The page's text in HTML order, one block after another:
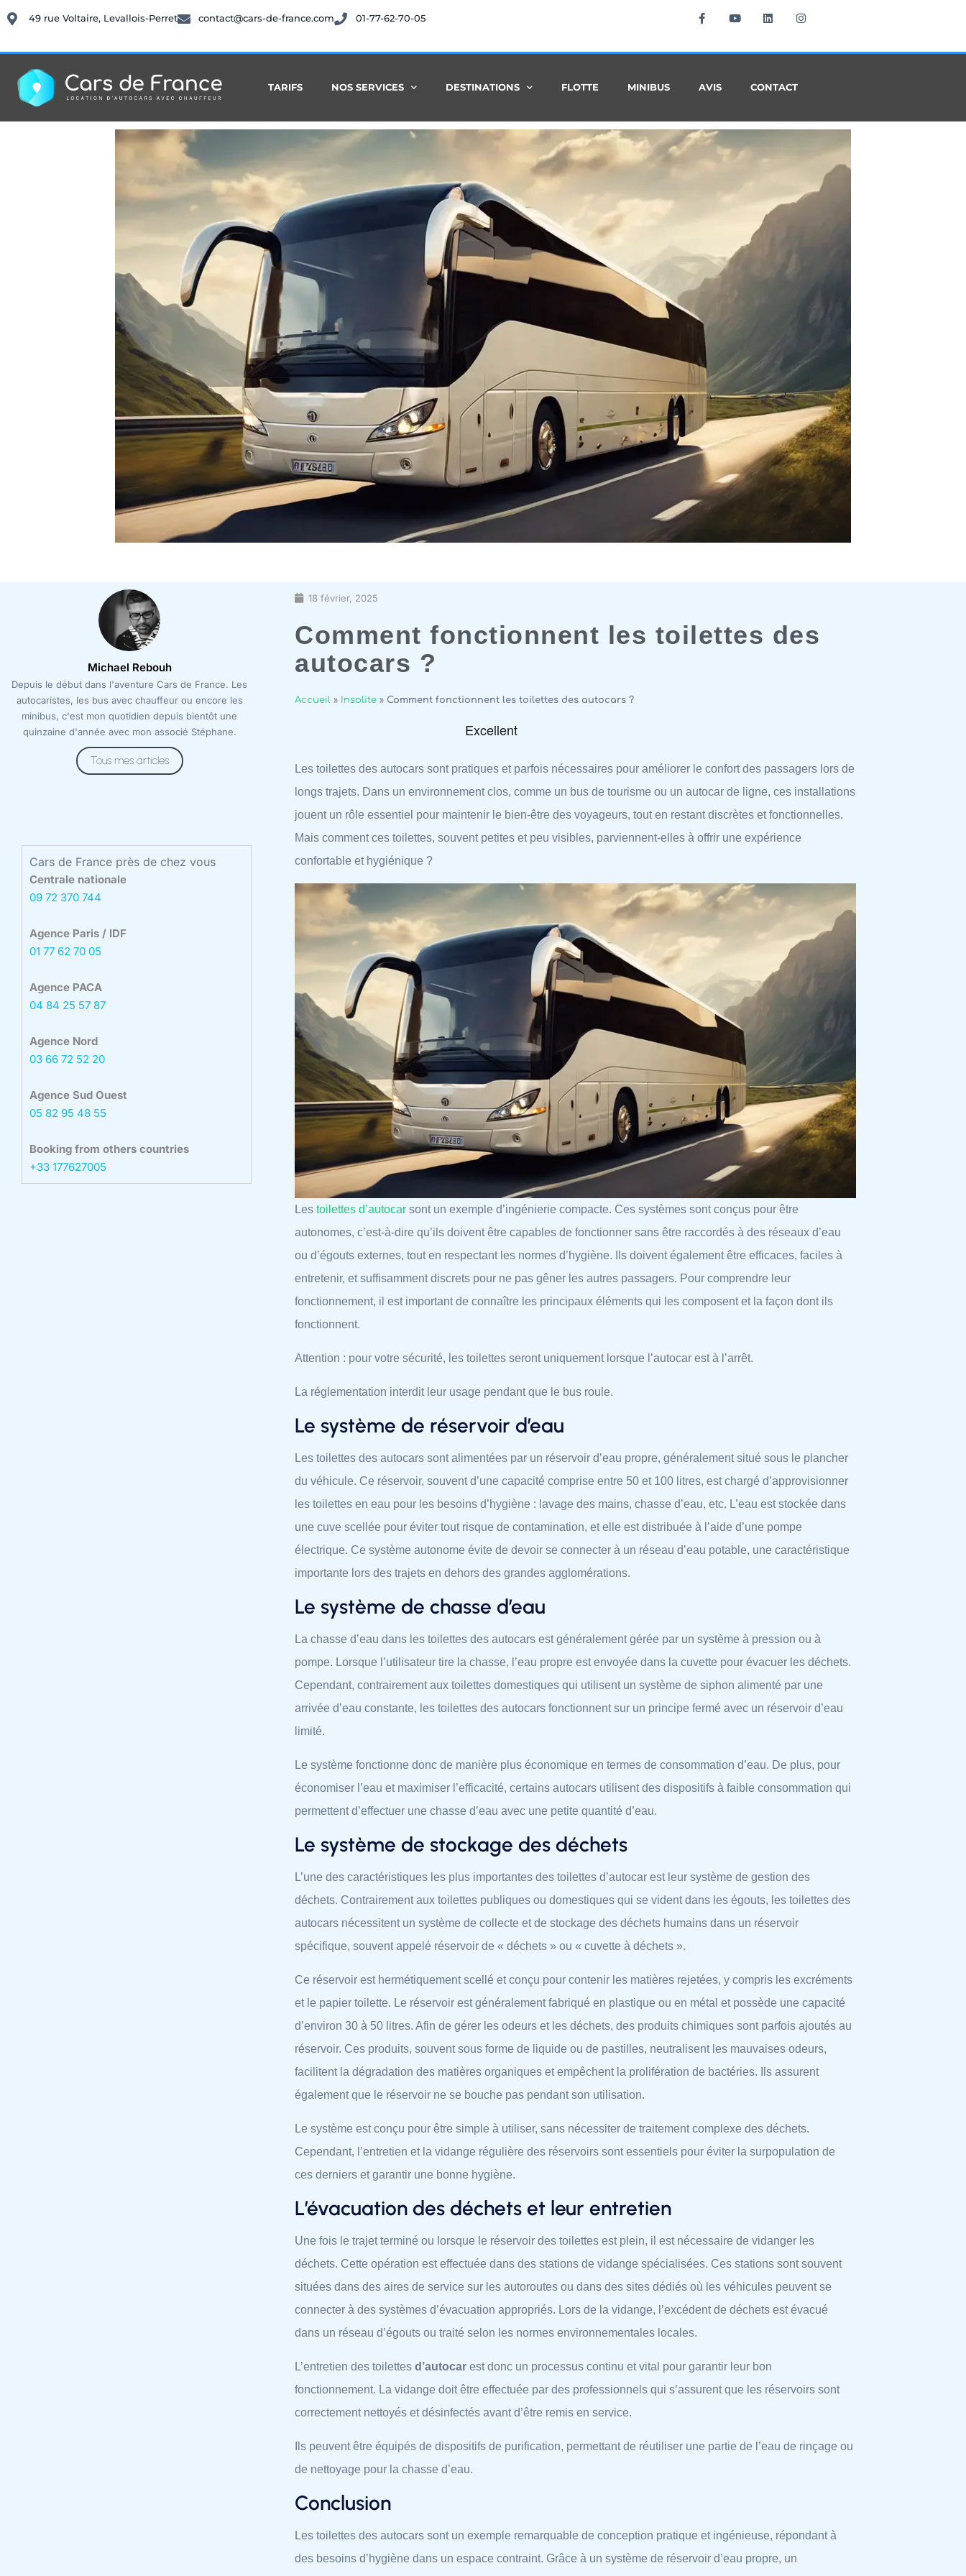
49 rue Voltaire, Levallois-Perret contact@cars-de-france.com 01-77-62-70-05
TARIFS NOS SERVICES DESTINATIONS FLOTTE MINIBUS AVIS CONTACT
Michael Rebouh
Depuis le début dans l'aventure Cars de France. Les
autocaristes, les bus avec chauffeur ou encore les
minibus, c'est mon quotidien depuis bientôt une
quinzaine d'année avec mon associé Stéphane.
Tous mes articles
Cars de France près de chez vous
Centrale nationale
09 72 370 744
Agence Paris / IDF
01 77 62 70 05
Agence PACA
04 84 25 57 87
Agence Nord
03 66 72 52 20
Agence Sud Ouest
05 82 95 48 55
Booking from others countries
+33 177627005
18 février, 2025
Comment fonctionnent les toilettes des
autocars ?
Accueil » Insolite » Comment fonctionnent les toilettes des autocars ?
Les toilettes des autocars sont pratiques et parfois nécessaires pour améliorer le confort des passagers lors de
longs trajets. Dans un environnement clos, comme un bus de tourisme ou un autocar de ligne, ces installations
jouent un rôle essentiel pour maintenir le bien-être des voyageurs, tout en restant discrètes et fonctionnelles.
Mais comment ces toilettes, souvent petites et peu visibles, parviennent-elles à offrir une expérience
confortable et hygiénique ?
Lestoilettes d’autocar sont un exemple d’ingénierie compacte. Ces systèmes sont conçus pour être
autonomes, c’est-à-dire qu’ils doivent être capables de fonctionner sans être raccordés à des réseaux d’eau
ou d’égouts externes, tout en respectant les normes d’hygiène. Ils doivent également être efficaces, faciles à
entretenir, et suffisamment discrets pour ne pas gêner les autres passagers. Pour comprendre leur
fonctionnement, il est important de connaître les principaux éléments qui les composent et la façon dont ils
fonctionnent.
Attention : pour votre sécurité, les toilettes seront uniquement lorsque l’autocar est à l’arrêt.
La réglementation interdit leur usage pendant que le bus roule.
Le système de réservoir d’eau
Les toilettes des autocars sont alimentées par un réservoir d’eau propre, généralement situé sous le plancher
du véhicule. Ce réservoir, souvent d’une capacité comprise entre 50 et 100 litres, est chargé d’approvisionner
les toilettes en eau pour les besoins d’hygiène : lavage des mains, chasse d’eau, etc. L’eau est stockée dans
une cuve scellée pour éviter tout risque de contamination, et elle est distribuée à l’aide d’une pompe
électrique. Ce système autonome évite de devoir se connecter à un réseau d’eau potable, une caractéristique
importante lors des trajets en dehors des grandes agglomérations.
Le système de chasse d’eau
La chasse d’eau dans les toilettes des autocars est généralement gérée par un système à pression ou à
pompe. Lorsque l’utilisateur tire la chasse, l’eau propre est envoyée dans la cuvette pour évacuer les déchets.
Cependant, contrairement aux toilettes domestiques qui utilisent un système de siphon alimenté par une
arrivée d’eau constante, les toilettes des autocars fonctionnent sur un principe fermé avec un réservoir d’eau
limité.
Le système fonctionne donc de manière plus économique en termes de consommation d’eau. De plus, pour
économiser l’eau et maximiser l’efficacité, certains autocars utilisent des dispositifs à faible consommation qui
permettent d’effectuer une chasse d’eau avec une petite quantité d’eau.
Le système de stockage des déchets
L’une des caractéristiques les plus importantes des toilettes d’autocar est leur système de gestion des
déchets. Contrairement aux toilettes publiques ou domestiques qui se vident dans les égouts, les toilettes des
autocars nécessitent un système de collecte et de stockage des déchets humains dans un réservoir
spécifique, souvent appelé réservoir de « déchets » ou « cuvette à déchets ».
Ce réservoir est hermétiquement scellé et conçu pour contenir les matières rejetées, y compris les excréments
et le papier toilette. Le réservoir est généralement fabriqué en plastique ou en métal et possède une capacité
d’environ 30 à 50 litres. Afin de gérer les odeurs et les déchets, des produits chimiques sont parfois ajoutés au
réservoir. Ces produits, souvent sous forme de liquide ou de pastilles, neutralisent les mauvaises odeurs,
facilitent la dégradation des matières organiques et empêchent la prolifération de bactéries. Ils assurent
également que le réservoir ne se bouche pas pendant son utilisation.
Le système est conçu pour être simple à utiliser, sans nécessiter de traitement complexe des déchets.
Cependant, l’entretien et la vidange régulière des réservoirs sont essentiels pour éviter la surpopulation de
ces derniers et garantir une bonne hygiène.
L’évacuation des déchets et leur entretien
Une fois le trajet terminé ou lorsque le réservoir des toilettes est plein, il est nécessaire de vidanger les
déchets. Cette opération est effectuée dans des stations de vidange spécialisées. Ces stations sont souvent
situées dans des aires de service sur les autoroutes ou dans des sites dédiés où les véhicules peuvent se
connecter à des systèmes d’évacuation appropriés. Lors de la vidange, l’excédent de déchets est évacué
dans un réseau d’égouts ou traité selon les normes environnementales locales.
L’entretien des toilettesd’autocar est donc un processus continu et vital pour garantir leur bon
fonctionnement. La vidange doit être effectuée par des professionnels qui s’assurent que les réservoirs sont
correctement nettoyés et désinfectés avant d’être remis en service.
Ils peuvent être équipés de dispositifs de purification, permettant de réutiliser une partie de l’eau de rinçage ou
de nettoyage pour la chasse d’eau.
Conclusion
Les toilettes des autocars sont un exemple remarquable de conception pratique et ingénieuse, répondant à
des besoins d’hygiène dans un espace contraint. Grâce à un système de réservoir d’eau propre, un